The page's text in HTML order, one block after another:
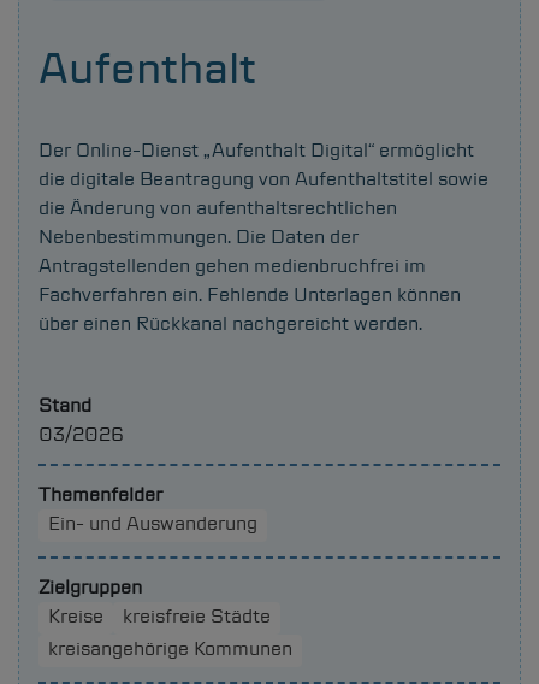
Aufenthalt
Der Online-Dienst „Aufenthalt Digital“ ermöglicht
die digitale Beantragung von Aufenthaltstitel sowie
die Änderung von aufenthaltsrechtlichen
Nebenbestimmungen. Die Daten der
Antragstellenden gehen medienbruchfrei im
Fachverfahren ein. Fehlende Unterlagen können
über einen Rückkanal nachgereicht werden.
Stand
03/2026
Themenfelder
Ein- und Auswanderung
Zielgruppen
Kreise
kreisfreie Städte
kreisangehörige Kommunen